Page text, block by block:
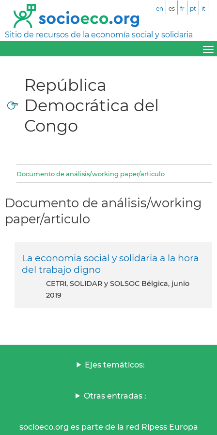
Sitio de recursos de la economía social y solidaria
en es fr pt it
República
Democrática del
Congo
Documento de análisis/working paper/articulo
Documento de análisis/working
paper/articulo
La economia social y solidaria a la hora
del trabajo digno
CETRI, SOLIDAR y SOLSOC Bélgica, junio
2019
Ejes temáticos:
Otras entradas :
socioeco.org es parte de la red Ripess Europa